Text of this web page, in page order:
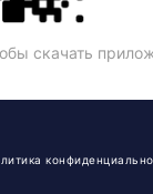
скачать